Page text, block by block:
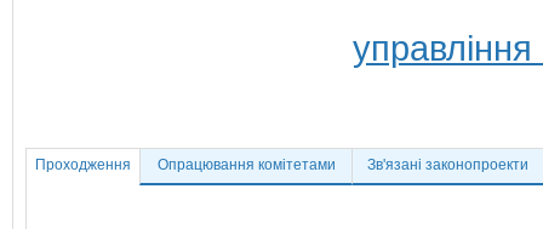
Проходження Опрацювання комітетами Зв'язані законопроекти